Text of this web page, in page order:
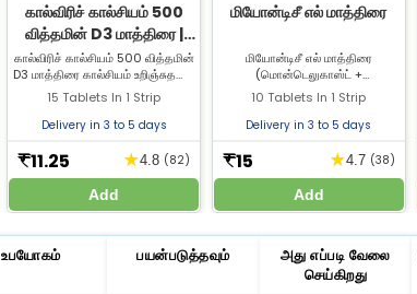
கால்விரிச் கால்சியம் 500
வித்தமின் D3 மாத்திரை |
எலும்பு, மூட்டு & தசை
பராமரிப்பு
கால்விரிச் கால்சியம் 500 வித்தமின்
D3 மாத்திரை கால்சியம் உறிஞ்சுதலை,
எலும்பு வலிமையை மற்றும் பற்களின்
ஆரோக்கியத்தை ஆதரிக்கிறது.
தினசரி கால்சியம் தேவைக்கு ஏற்றது.
15 Tablets In 1 Strip
Delivery in 3 to 5 days
₹11.25 ★4.8 (82)
Add
மியோன்டிசீ எல் மாத்திரை
மியோன்டிசீ எல் மாத்திரை
(மொன்டெலுகாஸ்ட் +
லெவோசெட்டிரிசின்) ஒவ்வாமை
காரணமாக ஏற்படும் தும்மல்,
நீர்க்கொட்டும் மூக்கு, அதிக காய்ச்சல்
பிரச்சினைகளை சிகிச்சை செய்ய
பயன்படுத்தப்படுகிறது. சிறந்த
விலையில் மியோன்டிசீ எல்
மாத்திரையை Zeelab மருந்தகத்தில்
10 Tablets In 1 Strip
Delivery in 3 to 5 days
₹15 ★4.7 (38)
Add
உபயோகம் பயன்படுத்தவும்
அது எப்படி வேலை
செய்கிறது